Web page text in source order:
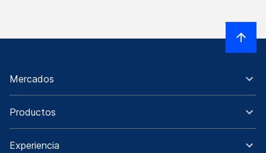
Mercados
Productos
Experiencia